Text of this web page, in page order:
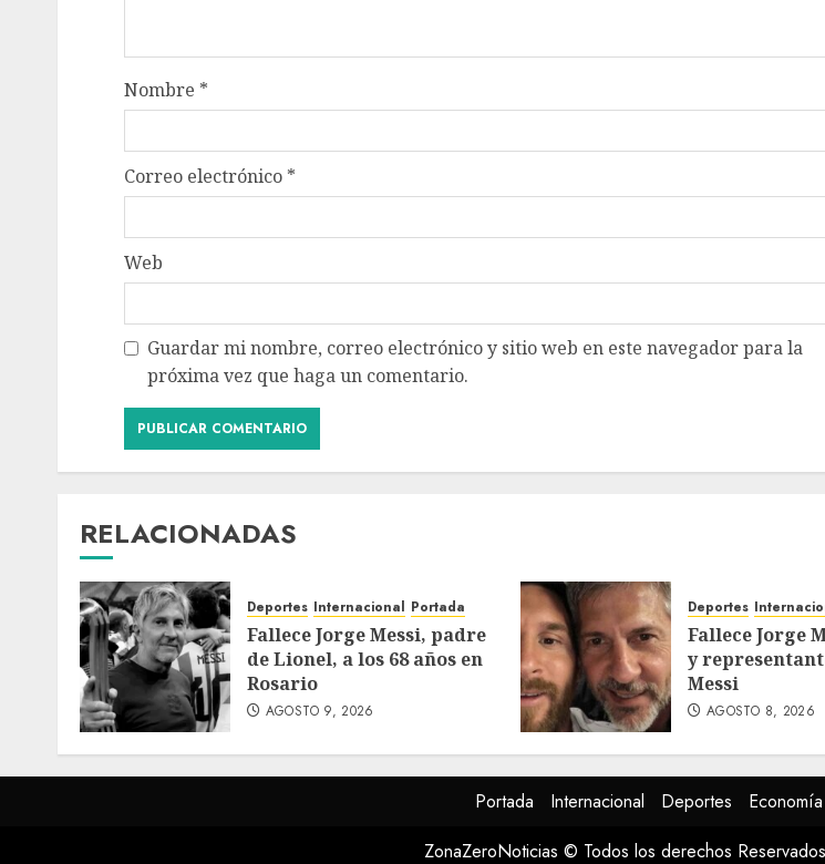
Nombre *
Correo electrónico *
Web
Guardar mi nombre, correo electrónico y sitio web en este navegador para la
próxima vez que haga un comentario.
RELACIONADAS
Deportes Internacional Portada
Fallece Jorge Messi, padre
de Lionel, a los 68 años en
Rosario
AGOSTO 9, 2026
Deportes
Fallece Jorge
y
Messi
AGOSTO 8, 2026
Portada Internacional Deportes Economía
ZonaZeroNoticias © Todos los derechos